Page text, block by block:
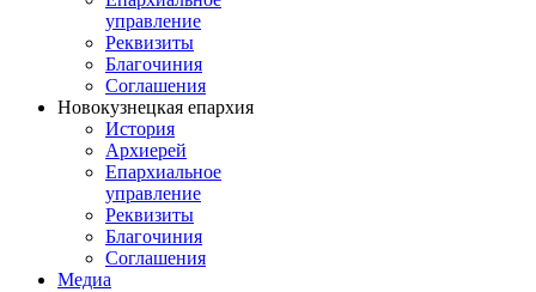
управление
Реквизиты
Благочиния
Соглашения
Новокузнецкая епархия
История
Архиерей
Епархиальное
управление
Реквизиты
Благочиния
Соглашения
Медиа